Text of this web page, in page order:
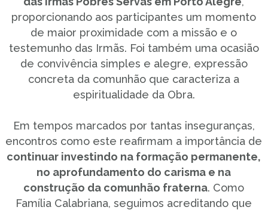
proporcionando aos participantes um momento
de maior proximidade com a missão e o
testemunho das Irmãs. Foi também uma ocasião
de convivência simples e alegre, expressão
concreta da comunhão que caracteriza a
espiritualidade da Obra.
Em tempos marcados por tantas inseguranças,
encontros como este reafirmam a importância de
continuar investindo na formação permanente,
no aprofundamento do carisma e na
construção da comunhão fraterna. Como
Família Calabriana, seguimos acreditando que